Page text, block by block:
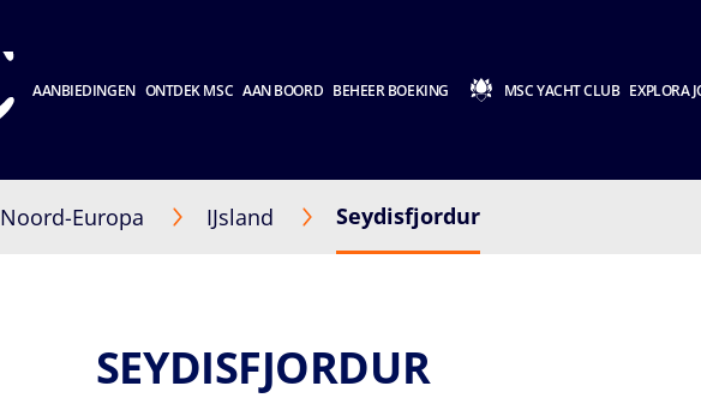
AANBIEDINGEN ONTDEK MSC AAN BOORD BEHEER BOEKING MSC YACHT CLUB EXPLORA
Noord-Europa IJsland Seydisfjordur
SEYDISFJORDUR